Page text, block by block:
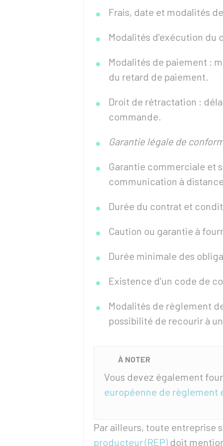
Frais, date et modalités
Modalités d'exécution du
Modalités de paiement :
du retard de paiement.
Droit de rétractation :
commande.
Garantie légale de
Garantie commerciale et
communication à
Durée du contrat et
Caution ou garantie à
Durée minimale des
Existence d'un code de
Modalités de règlement
possibilité de recourir à
À NOTER
Vous devez également
européenne de règlement
Par ailleurs, toute entreprise
producteur (REP) doit